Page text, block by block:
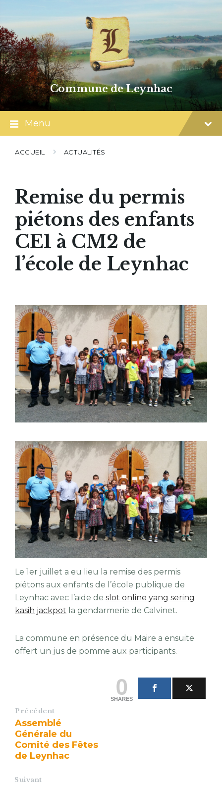
content
main
navigation
footer
Commune de Leynhac
Menu
ACCUEIL ACTUALITÉS
Remise du permis
piétons des enfants
CE1 à CM2 de
l’école de Leynhac
Le 1er juillet a eu lieu la remise des permis
piétons aux enfants de l’école publique de
Leynhac avec l’aide de slot online yang sering
kasih jackpot la gendarmerie de Calvinet.
La commune en présence du Maire a ensuite
offert un jus de pomme aux participants.
0
SHARES
Précédent
Assemblé
Générale du
Comité des Fêtes
de Leynhac
Suivant